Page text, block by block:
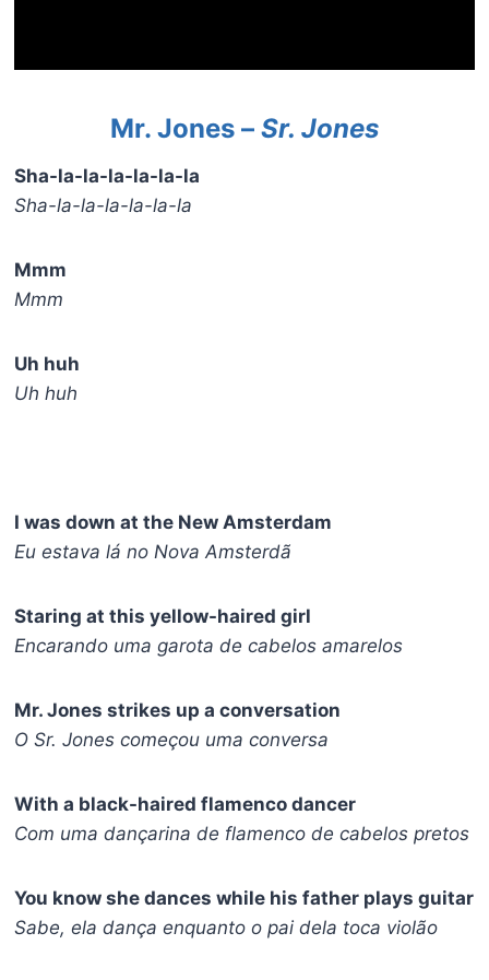
Mr. Jones – Sr. Jones
Sha-la-la-la-la-la-la
Sha-la-la-la-la-la-la
Mmm
Mmm
Uh huh
Uh huh
I was down at the New Amsterdam
Eu estava lá no Nova Amsterdã
Staring at this yellow-haired girl
Encarando uma garota de cabelos amarelos
Mr. Jones strikes up a conversation
O Sr. Jones começou uma conversa
With a black-haired flamenco dancer
Com uma dançarina de flamenco de cabelos pretos
You know she dances while his father plays guitar
Sabe, ela dança enquanto o pai dela toca violão